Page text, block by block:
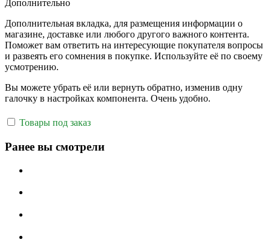
Дополнительно
Дополнительная вкладка, для размещения информации о
магазине, доставке или любого другого важного контента.
Поможет вам ответить на интересующие покупателя вопросы
и развеять его сомнения в покупке. Используйте её по своему
усмотрению.
Вы можете убрать её или вернуть обратно, изменив одну
галочку в настройках компонента. Очень удобно.
Товары под заказ
Ранее вы смотрели